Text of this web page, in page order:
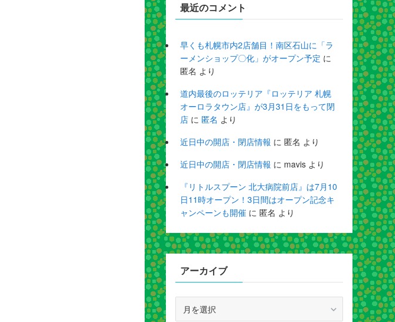
最近のコメント
早くも札幌市内2店舗目！南区石山に「ラ
ーメンショップ〇化」がオープン予定 に
匿名 より
道内最後のロッテリア『ロッテリア 札幌
オーロラタウン店』が3月31日をもって閉
店 に 匿名 より
近日中の開店・閉店情報 に 匿名 より
近日中の開店・閉店情報 に mavis より
『リトルスプーン 北大病院前店』は7月10
日11時オープン！3日間はオープン記念キ
ャンペーンも開催 に 匿名 より
アーカイブ